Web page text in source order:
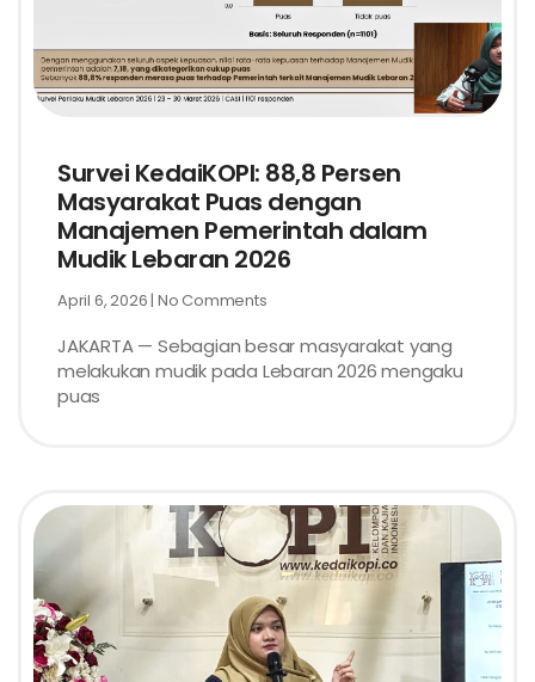
Survei KedaiKOPI: 88,8 Persen
Masyarakat Puas dengan
Manajemen Pemerintah dalam
Mudik Lebaran 2026
April 6, 2026 No Comments
JAKARTA — Sebagian besar masyarakat yang
melakukan mudik pada Lebaran 2026 mengaku
puas